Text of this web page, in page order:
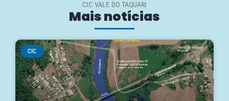
CIC VALE DO TAQUARI
Mais notícias
CIC